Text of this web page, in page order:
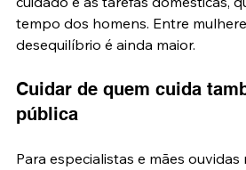
tempo dos homens. Entre
desequilíbrio é ainda maior.
Cuidar de quem cuida
pública
Para especialistas e mães